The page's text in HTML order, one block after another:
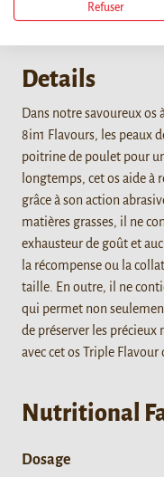
Details
Dans notre savoureux os
8in1 Flavours, les peaux
poitrine de poulet pour
longtemps, cet os aide
grâce à son action
matières grasses, il ne
exhausteur de goût et
la récompense ou la
taille. En outre, il ne
qui permet non
de préserver les
avec cet os Triple Flavour
Nutritional
Dosage
Refuser